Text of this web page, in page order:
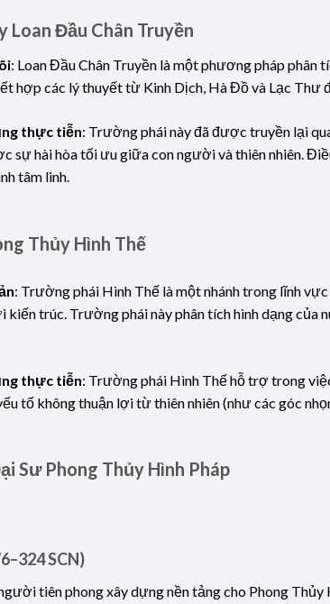
Loan Đầu Chân Truyền
: Loan Đầu Chân Truyền là một phương pháp phân
hợp các lý thuyết từ Kinh Dịch, Hà Đồ và Lạc Thư
thực tiễn: Trường phái này đã được truyền lại
sự hài hòa tối ưu giữa con người và thiên nhiên.
tâm linh.
Thủy Hình Thế
: Trường phái Hình Thế là một nhánh trong lĩnh
trúc. Trường phái này phân tích hình dạng của
thực tiễn: Trường phái Hình Thế hỗ trợ trong
tố không thuận lợi từ thiên nhiên (như các góc
Sư Phong Thủy Hình Pháp
SCN)
tiên phong xây dựng nền tảng cho Phong